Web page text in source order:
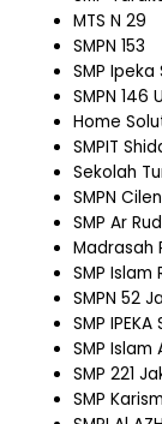
MTS N 29
SMPN 153
SMP Ipeka
SMPN 146
Home
SMPIT
Sekolah
SMPN
SMP Ar
Madrasah
SMP Islam
SMPN 52
SMP
SMP Islam
SMP 221
SMP